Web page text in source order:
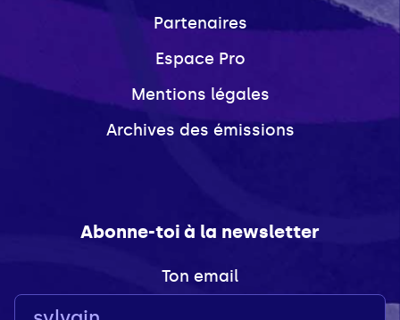
Partenaires
Espace Pro
Mentions légales
Archives des émissions
Abonne-toi à la newsletter
Ton email